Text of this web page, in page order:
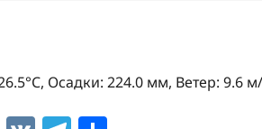
Осадки: 224.0 мм, Ветер: 9.6